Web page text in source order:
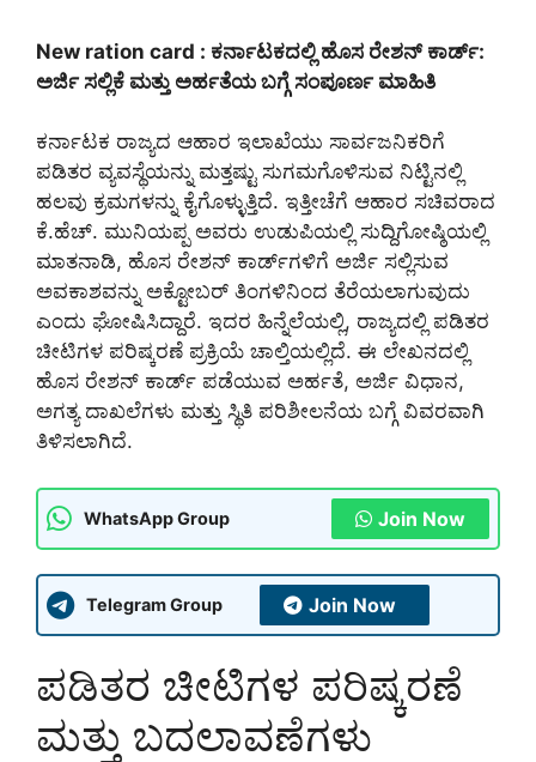
New ration card : ಕರ್ನಾಟಕದಲ್ಲಿ ಹೊಸ ರೇಶನ್ ಕಾರ್ಡ್:
ಅರ್ಜಿ ಸಲ್ಲಿಕೆ ಮತ್ತು ಅರ್ಹತೆಯ ಬಗ್ಗೆ ಸಂಪೂರ್ಣ ಮಾಹಿತಿ
ಕರ್ನಾಟಕ ರಾಜ್ಯದ ಆಹಾರ ಇಲಾಖೆಯು ಸಾರ್ವಜನಿಕರಿಗೆ
ಪಡಿತರ ವ್ಯವಸ್ಥೆಯನ್ನು ಮತ್ತಷ್ಟು ಸುಗಮಗೊಳಿಸುವ ನಿಟ್ಟಿನಲ್ಲಿ
ಹಲವು ಕ್ರಮಗಳನ್ನು ಕೈಗೊಳ್ಳುತ್ತಿದೆ. ಇತ್ತೀಚೆಗೆ ಆಹಾರ ಸಚಿವರಾದ
ಕೆ.ಹೆಚ್. ಮುನಿಯಪ್ಪ ಅವರು ಉಡುಪಿಯಲ್ಲಿ ಸುದ್ದಿಗೋಷ್ಠಿಯಲ್ಲಿ
ಮಾತನಾಡಿ, ಹೊಸ ರೇಶನ್ ಕಾರ್ಡ್‌ಗಳಿಗೆ ಅರ್ಜಿ ಸಲ್ಲಿಸುವ
ಅವಕಾಶವನ್ನು ಅಕ್ಟೋಬರ್ ತಿಂಗಳಿನಿಂದ ತೆರೆಯಲಾಗುವುದು
ಎಂದು ಘೋಷಿಸಿದ್ದಾರೆ. ಇದರ ಹಿನ್ನೆಲೆಯಲ್ಲಿ, ರಾಜ್ಯದಲ್ಲಿ ಪಡಿತರ
ಚೀಟಿಗಳ ಪರಿಷ್ಕರಣೆ ಪ್ರಕ್ರಿಯೆ ಚಾಲ್ತಿಯಲ್ಲಿದೆ. ಈ ಲೇಖನದಲ್ಲಿ
ಹೊಸ ರೇಶನ್ ಕಾರ್ಡ್ ಪಡೆಯುವ ಅರ್ಹತೆ, ಅರ್ಜಿ ವಿಧಾನ,
ಅಗತ್ಯ ದಾಖಲೆಗಳು ಮತ್ತು ಸ್ಥಿತಿ ಪರಿಶೀಲನೆಯ ಬಗ್ಗೆ ವಿವರವಾಗಿ
ತಿಳಿಸಲಾಗಿದೆ.
WhatsApp Group Join Now
Telegram Group Join Now
ಪಡಿತರ ಚೀಟಿಗಳ ಪರಿಷ್ಕರಣೆ
ಮತ್ತು ಬದಲಾವಣೆಗಳು